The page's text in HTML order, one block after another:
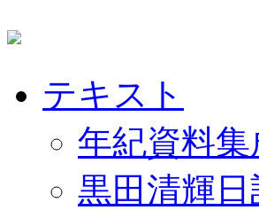
テキスト
年紀資料集
黒田清輝日